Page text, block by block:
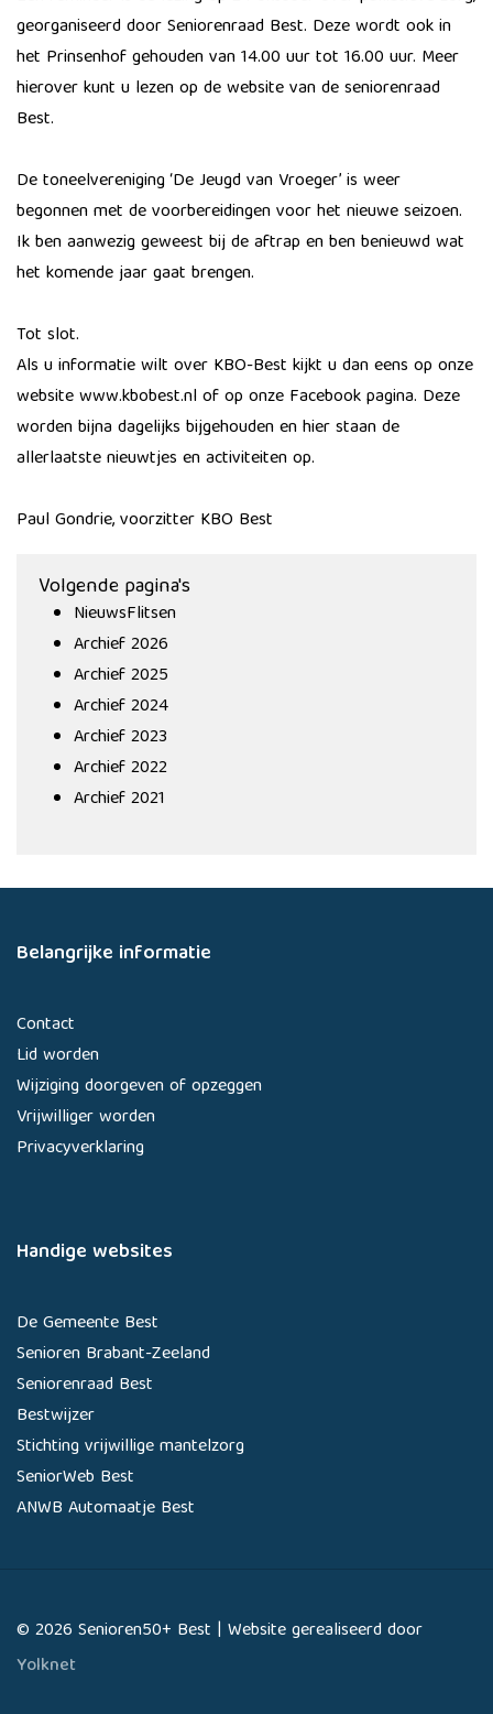
georganiseerd door Seniorenraad Best. Deze wordt ook in
het Prinsenhof gehouden van 14.00 uur tot 16.00 uur. Meer
hierover kunt u lezen op de website van de seniorenraad
Best.
De toneelvereniging ‘De Jeugd van Vroeger’ is weer
begonnen met de voorbereidingen voor het nieuwe seizoen.
Ik ben aanwezig geweest bij de aftrap en ben benieuwd wat
het komende jaar gaat brengen.
Tot slot.
Als u informatie wilt over KBO-Best kijkt u dan eens op onze
website www.kbobest.nl of op onze Facebook pagina. Deze
worden bijna dagelijks bijgehouden en hier staan de
allerlaatste nieuwtjes en activiteiten op.
Paul Gondrie, voorzitter KBO Best
Volgende pagina's
NieuwsFlitsen
Archief 2026
Archief 2025
Archief 2024
Archief 2023
Archief 2022
Archief 2021
Belangrijke informatie
Contact
Lid worden
Wijziging doorgeven of opzeggen
Vrijwilliger worden
Privacyverklaring
Handige websites
De Gemeente Best
Senioren Brabant-Zeeland
Seniorenraad Best
Bestwijzer
Stichting vrijwillige mantelzorg
SeniorWeb Best
ANWB Automaatje Best
© 2026 Senioren50+ Best | Website gerealiseerd door
Yolknet